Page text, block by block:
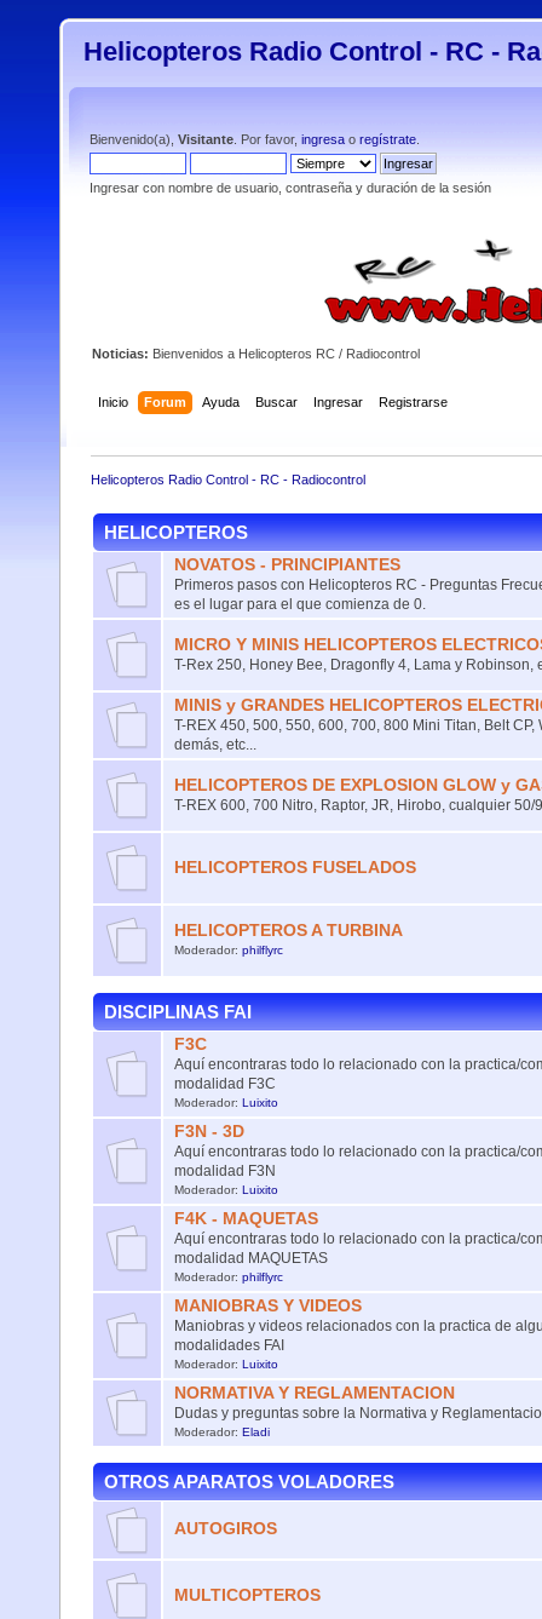
Helicopteros Radio Control - RC -
Bienvenido(a), Visitante . Por favor, ingresa o regístrate
Ingresar con nombre de usuario, contraseña y duración de la sesión
Noticias: Bienvenidos a Helicopteros RC / Radiocontrol
Inicio Forum Ayuda Buscar Ingresar Registrarse
Helicopteros Radio Control - RC - Radiocontrol
HELICOPTEROS
NOVATOS - PRINCIPIANTES
Primeros pasos con Helicopteros RC - Preguntas
es el lugar para el que comienza de 0.
MICRO Y MINIS HELICOPTEROS
T-Rex 250, Honey Bee, Dragonfly 4, Lama y Robinson,
MINIS y GRANDES HELICOPTEROS
T-REX 450, 500, 550, 600, 700, 800 Mini Titan, Belt CP,
demás, etc...
HELICOPTEROS DE EXPLOSION GLOW y
T-REX 600, 700 Nitro, Raptor, JR, Hirobo, cualquier 50/
HELICOPTEROS FUSELADOS
HELICOPTEROS A TURBINA
Moderador: philflyrc
DISCIPLINAS FAI
F3C
Aquí encontraras todo lo relacionado con la practica/
modalidad F3C
Moderador: Luixito
F3N - 3D
Aquí encontraras todo lo relacionado con la practica/
modalidad F3N
Moderador: Luixito
F4K - MAQUETAS
Aquí encontraras todo lo relacionado con la practica/
modalidad MAQUETAS
Moderador: philflyrc
MANIOBRAS Y VIDEOS
Maniobras y videos relacionados con la practica de
modalidades FAI
Moderador: Luixito
NORMATIVA Y REGLAMENTACION
Dudas y preguntas sobre la Normativa y
Moderador: Eladi
OTROS APARATOS VOLADORES
AUTOGIROS
MULTICOPTEROS